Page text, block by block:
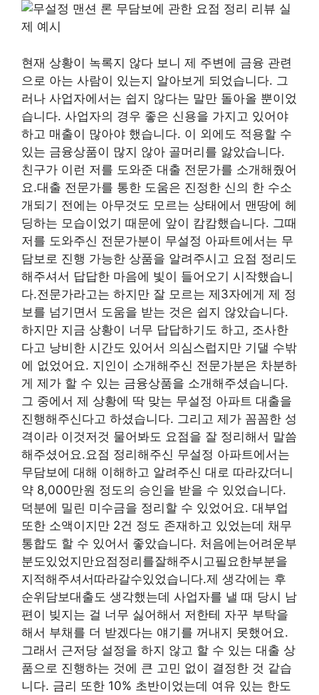
현재 상황이 녹록지 않다 보니 제 주변에 금융 관련
으로 아는 사람이 있는지 알아보게 되었습니다. 그
러나 사업자에서는 쉽지 않다는 말만 돌아올 뿐이었
습니다. 사업자의 경우 좋은 신용을 가지고 있어야
하고 매출이 많아야 했습니다. 이 외에도 적용할 수
있는 금융상품이 많지 않아 골머리를 앓았습니다.
친구가 이런 저를 도와준 대출 전문가를 소개해줬어
요.대출 전문가를 통한 도움은 진정한 신의 한 수소
개되기 전에는 아무것도 모르는 상태에서 맨땅에 헤
딩하는 모습이었기 때문에 앞이 캄캄했습니다. 그때
저를 도와주신 전문가분이 무설정 아파트에서는 무
담보로 진행 가능한 상품을 알려주시고 요점 정리도
해주셔서 답답한 마음에 빛이 들어오기 시작했습니
다.전문가라고는 하지만 잘 모르는 제3자에게 제 정
보를 넘기면서 도움을 받는 것은 쉽지 않았습니다.
하지만 지금 상황이 너무 답답하기도 하고, 조사한
다고 낭비한 시간도 있어서 의심스럽지만 기댈 수밖
에 없었어요. 지인이 소개해주신 전문가분은 차분하
게 제가 할 수 있는 금융상품을 소개해주셨습니다.
그 중에서 제 상황에 딱 맞는 무설정 아파트 대출을
진행해주신다고 하셨습니다. 그리고 제가 꼼꼼한 성
격이라 이것저것 물어봐도 요점을 잘 정리해서 말씀
해주셨어요.요점 정리해주신 무설정 아파트에서는
무담보에 대해 이해하고 알려주신 대로 따라갔더니
약 8,000만원 정도의 승인을 받을 수 있었습니다.
덕분에 밀린 미수금을 정리할 수 있었어요. 대부업
또한 소액이지만 2건 정도 존재하고 있었는데 채무
통합도 할 수 있어서 좋았습니다. 처음에는어려운부
분도있었지만요점정리를잘해주시고필요한부분을
지적해주셔서따라갈수있었습니다.제 생각에는 후
순위담보대출도 생각했는데 사업자를 낼 때 당시 남
편이 빚지는 걸 너무 싫어해서 저한테 자꾸 부탁을
해서 부채를 더 받겠다는 얘기를 꺼내지 못했어요.
그래서 근저당 설정을 하지 않고 할 수 있는 대출 상
품으로 진행하는 것에 큰 고민 없이 결정한 것 같습
니다. 금리 또한 10% 초반이었는데 여유 있는 한도